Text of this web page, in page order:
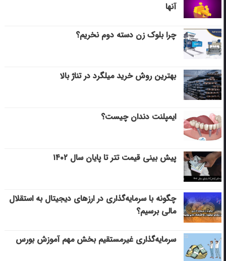
آنها
چرا بلوک زن دسته دوم نخریم؟
بهترین روش خرید میلگرد در تناژ بالا
ایمپلنت دندان چیست؟
پیش بینی قیمت تتر تا پایان سال ۱۴۰۲
چگونه با سرمایه‌گذاری در ارزهای دیجیتال به استقلال
مالی برسیم؟
سرمایه‌گذاری غیرمستقیم بخش مهم آموزش بورس